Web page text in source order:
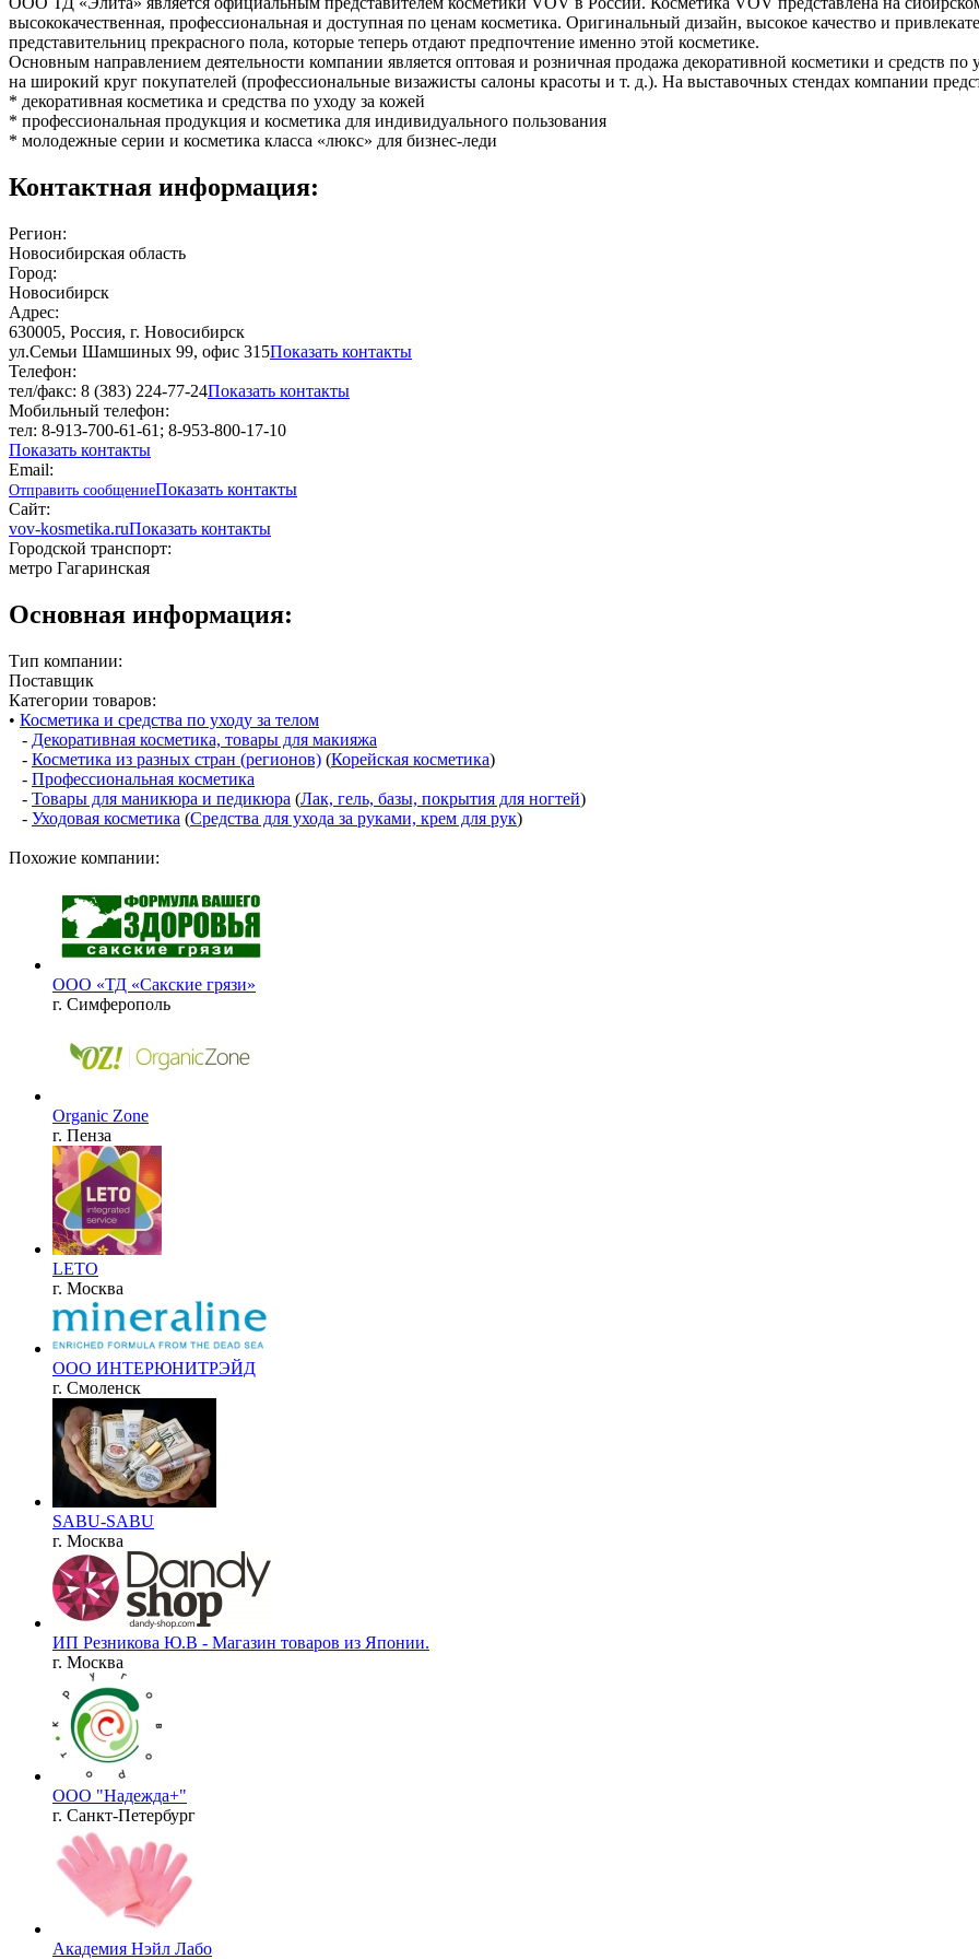
высококачественная, профессиональная и доступная по ценам косметика. Оригинальный дизайн, высокое качество и
представительниц прекрасного пола, которые теперь отдают предпочтение именно этой косметике.
Основным направлением деятельности компании является оптовая и розничная продажа декоративной косметики и средств
на широкий круг покупателей (профессиональные визажисты салоны красоты и т. д.). На выставочных стендах компании
* декоративная косметика и средства по уходу за кожей
* профессиональная продукция и косметика для индивидуального пользования
* молодежные серии и косметика класса «люкс» для бизнес-леди
Контактная информация:
Регион:
Новосибирская область
Город:
Новосибирск
Адрес:
630005, Россия, г. Новосибирск
ул.Семьи Шамшиных 99, офис 315Показать контакты
Телефон:
тел/факс: 8 (383) 224-77-24Показать контакты
Мобильный телефон:
тел: 8-913-700-61-61; 8-953-800-17-10
Показать контакты
Email:
Отправить сообщениеПоказать контакты
Сайт:
vov-kosmetika.ruПоказать контакты
Городской транспорт:
метро Гагаринская
Основная информация:
Тип компании:
Поставщик
Категории товаров:
• Косметика и средства по уходу за телом
- Декоративная косметика, товары для макияжа
- Косметика из разных стран (регионов) (Корейская косметика)
- Профессиональная косметика
- Товары для маникюра и педикюра (Лак, гель, базы, покрытия для ногтей)
- Уходовая косметика (Средства для ухода за руками, крем для рук)
Похожие компании:
ООО «ТД «Сакские грязи»
г. Симферополь
Organic Zone
г. Пенза
LETO
г. Москва
ООО ИНТЕРЮНИТРЭЙД
г. Смоленск
SABU-SABU
г. Москва
ИП Резникова Ю.В - Магазин товаров из Японии.
г. Москва
ООО "Надежда+"
г. Санкт-Петербург
Академия Нэйл Лабо